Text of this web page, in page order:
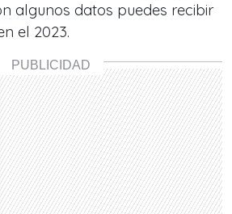
algunos datos puedes recibir
el 2023.